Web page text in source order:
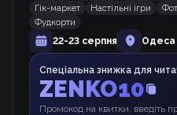
Привид, що живе у
Вебкомікс
Мій хлопець — Пес
Гік-маркет
Настільні ігри
Фудкорти
22-23 серпня
Одеса
Спеціальна знижка для
ZENKO10
Промокод на квитки, введіть